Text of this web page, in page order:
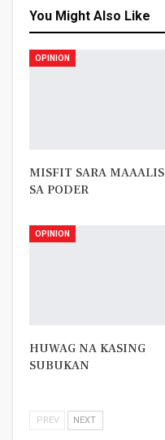
You Might Also Like
OPINION
MISFIT SARA MAAALIS
SA PODER
OPINION
HUWAG NA KASING
SUBUKAN
PREV NEXT